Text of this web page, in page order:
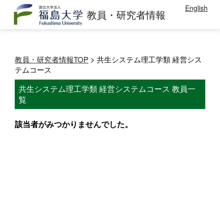
教員・研究者情報 English
教員・研究者情報TOP > 共生システム理工学類 経営シス
テムコース
共生システム理工学類 経営システムコース 教員一
覧
該当者がみつかりませんでした。